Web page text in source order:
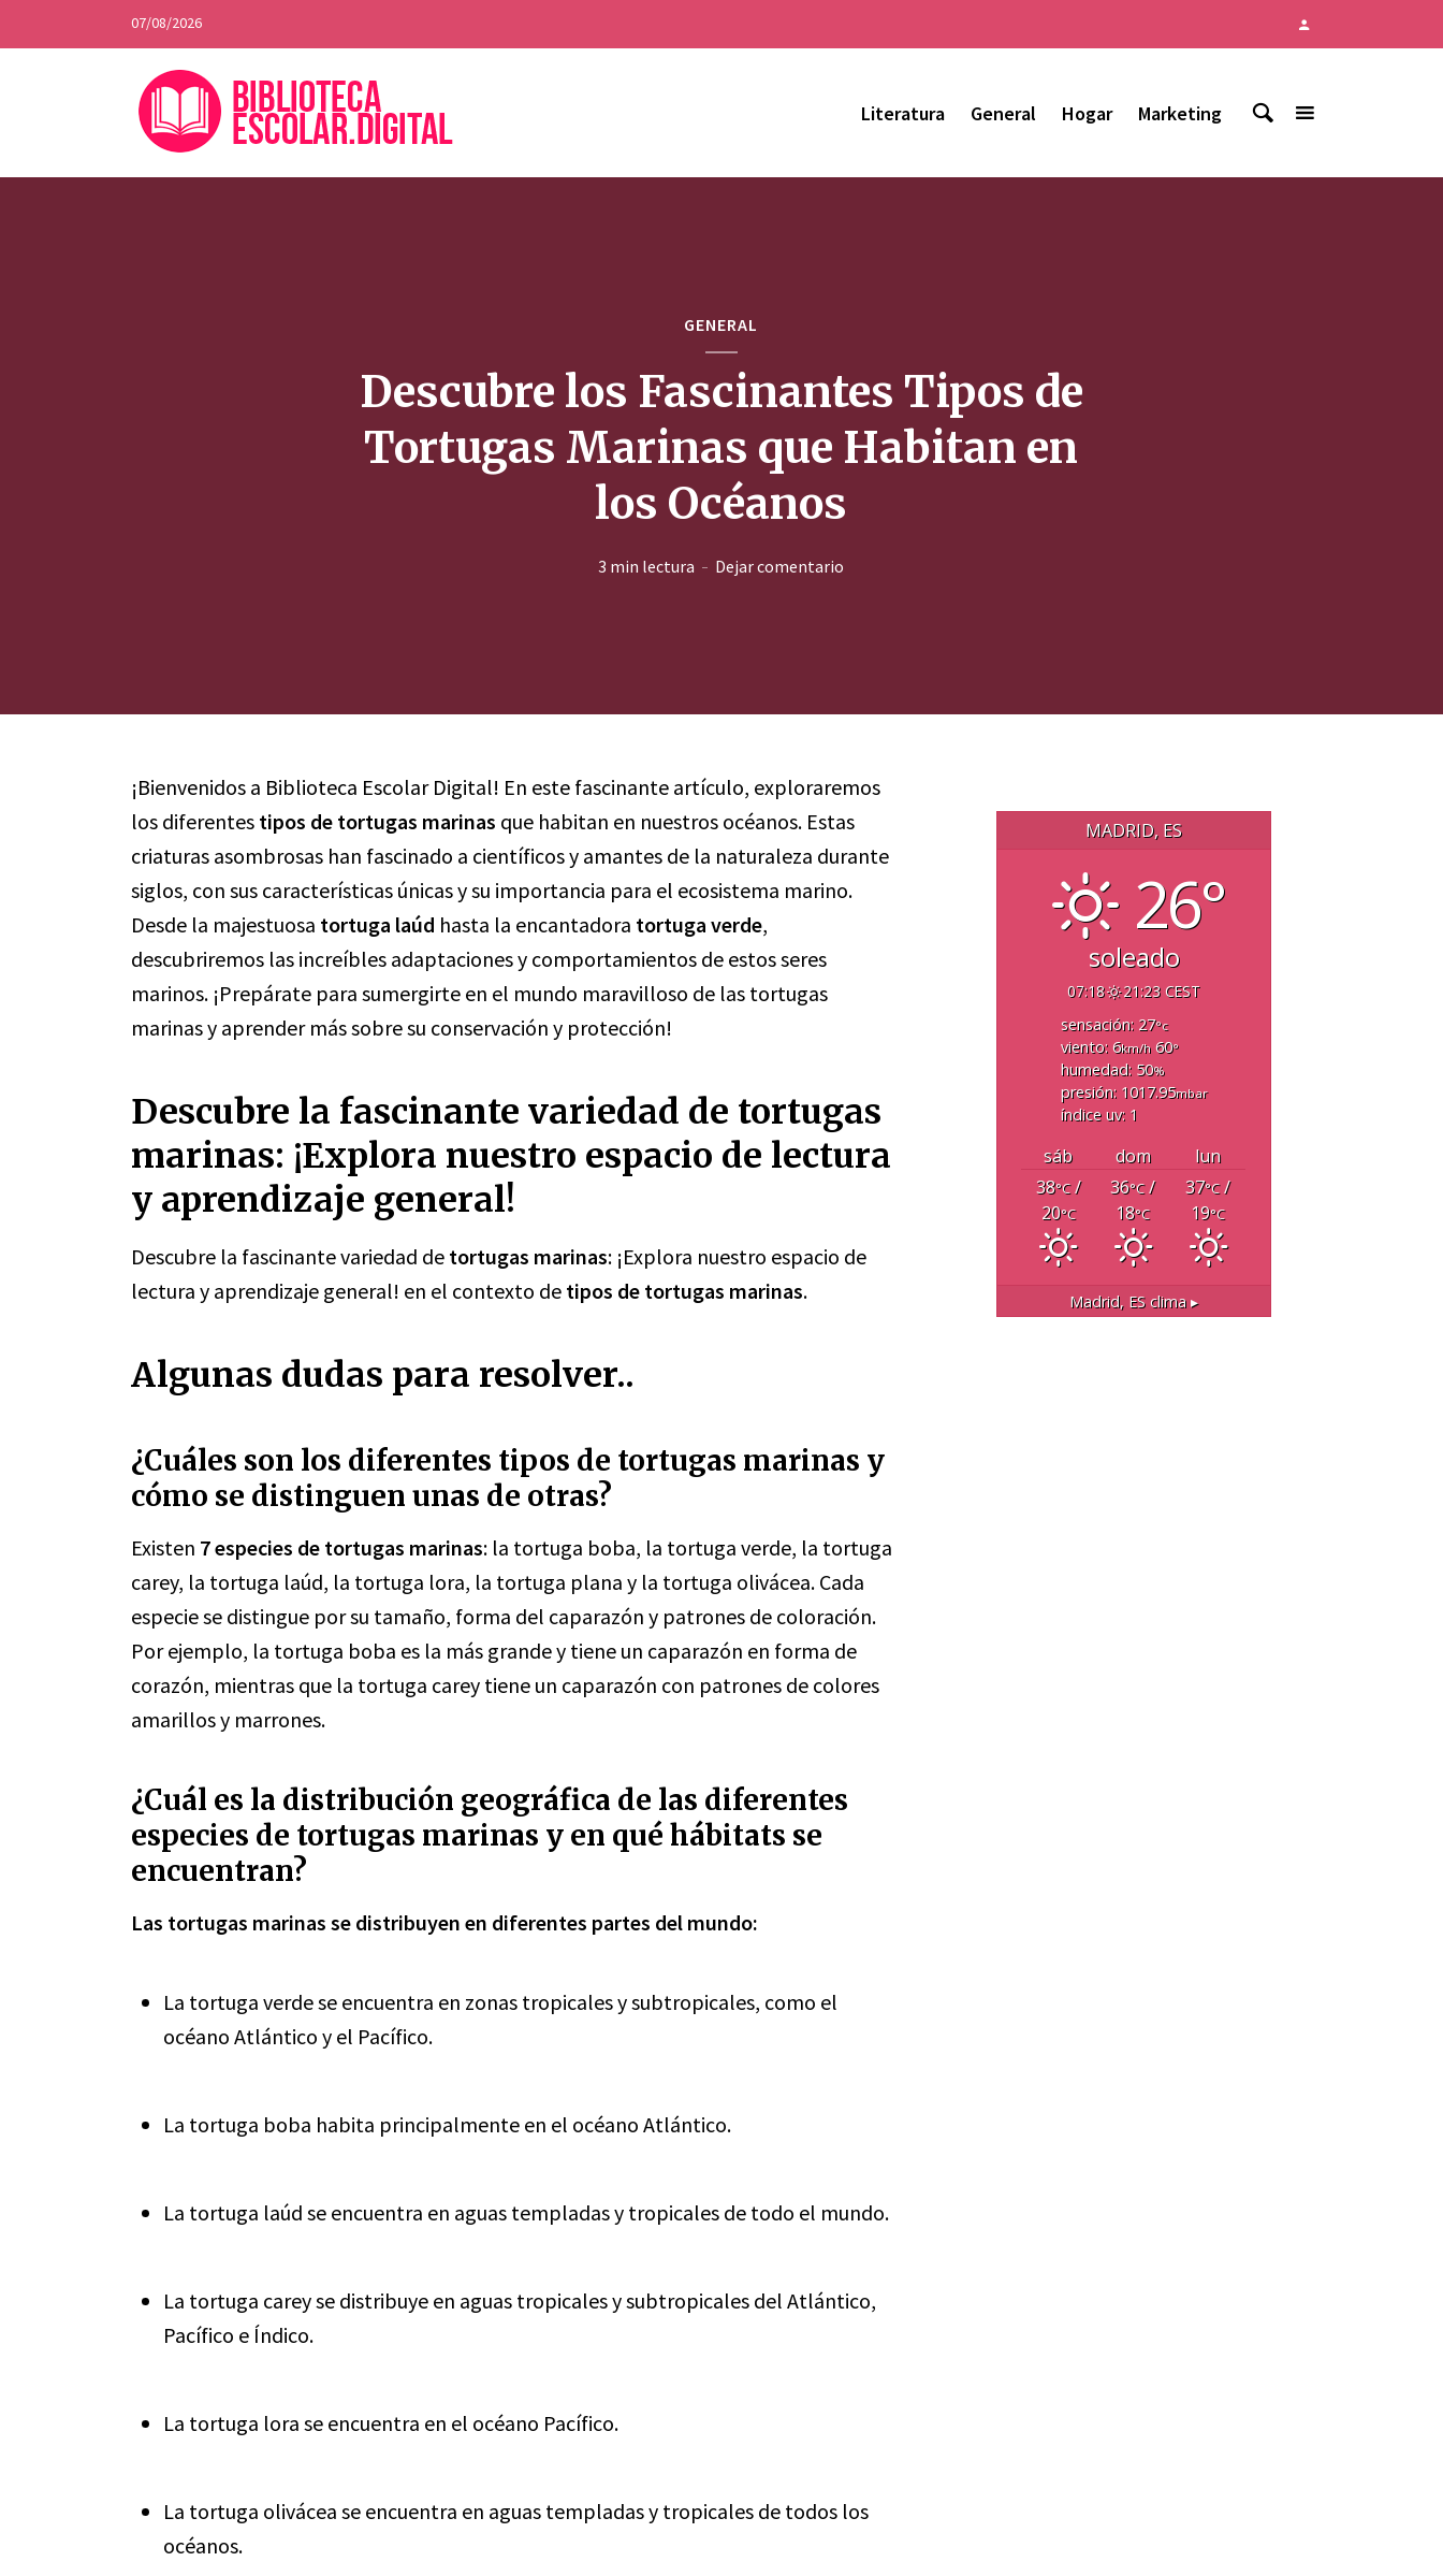
07/08/2026
Literatura General Hogar Marketing
GENERAL
Descubre los Fascinantes Tipos de
Tortugas Marinas que Habitan en
los Océanos
3 min lectura Dejar comentario
¡Bienvenidos a Biblioteca Escolar Digital! En este fascinante artículo, exploraremos
los diferentes tipos de tortugas marinas que habitan en nuestros océanos. Estas
criaturas asombrosas han fascinado a científicos y amantes de la naturaleza durante
siglos, con sus características únicas y su importancia para el ecosistema marino.
Desde la majestuosa tortuga laúd hasta la encantadora tortuga verde,
descubriremos las increíbles adaptaciones y comportamientos de estos seres
marinos. ¡Prepárate para sumergirte en el mundo maravilloso de las tortugas
marinas y aprender más sobre su conservación y protección!
Descubre la fascinante variedad de tortugas
marinas: ¡Explora nuestro espacio de lectura
y aprendizaje general!
Descubre la fascinante variedad de tortugas marinas: ¡Explora nuestro espacio de
lectura y aprendizaje general! en el contexto de tipos de tortugas marinas.
Algunas dudas para resolver..
¿Cuáles son los diferentes tipos de tortugas marinas y
cómo se distinguen unas de otras?
Existen 7 especies de tortugas marinas: la tortuga boba, la tortuga verde, la tortuga
carey, la tortuga laúd, la tortuga lora, la tortuga plana y la tortuga olivácea. Cada
especie se distingue por su tamaño, forma del caparazón y patrones de coloración.
Por ejemplo, la tortuga boba es la más grande y tiene un caparazón en forma de
corazón, mientras que la tortuga carey tiene un caparazón con patrones de colores
amarillos y marrones.
¿Cuál es la distribución geográfica de las diferentes
especies de tortugas marinas y en qué hábitats se
encuentran?
Las tortugas marinas se distribuyen en diferentes partes del mundo:
La tortuga verde se encuentra en zonas tropicales y subtropicales, como el
océano Atlántico y el Pacífico.
La tortuga boba habita principalmente en el océano Atlántico.
La tortuga laúd se encuentra en aguas templadas y tropicales de todo el mundo.
La tortuga carey se distribuye en aguas tropicales y subtropicales del Atlántico,
Pacífico e Índico.
La tortuga lora se encuentra en el océano Pacífico.
La tortuga olivácea se encuentra en aguas templadas y tropicales de todos los
océanos.
MADRID, ES
26°
soleado
07:18
21:23 CEST
sensación: 27°c
viento: 6km/h60°
humedad: 50%
presión: 1017.95mbar
índice uv: 1
sáb dom
lun
38°C/
20°C
36°C/
18°C
37°C/
19°C
Madrid, ES clima ▸